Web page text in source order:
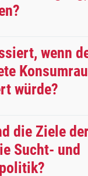
wenn
würde?
die Ziele
Sucht- und